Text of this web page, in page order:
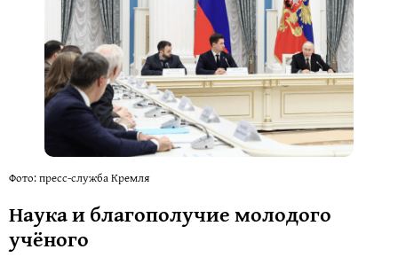
Фото: пресс-служба Кремля
Наука и благополучие молодого
учёного